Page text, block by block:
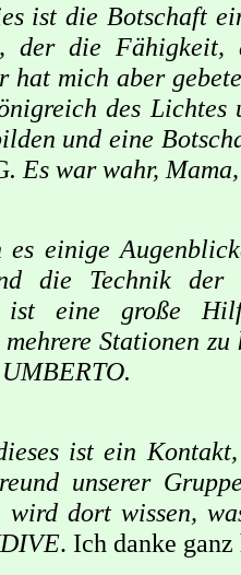
ist die Botschaft
der die
hat mich aber
des
und eine
. Es war wahr,
es einige
die Technik der
ist eine große
Stationen
ist ein
unserer
wird dort wissen,
. Ich danke